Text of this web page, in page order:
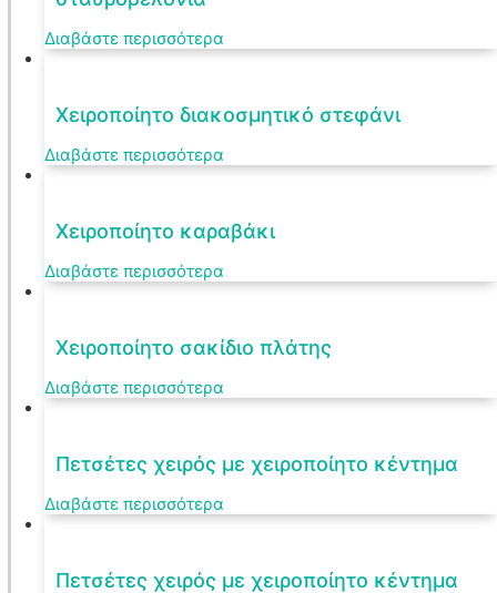
Διαβάστε περισσότερα
Χειροποίητο διακοσμητικό στεφάνι
Διαβάστε περισσότερα
Χειροποίητο καραβάκι
Διαβάστε περισσότερα
Χειροποίητο σακίδιο πλάτης
Διαβάστε περισσότερα
Πετσέτες χειρός με χειροποίητο κέντημα
Διαβάστε περισσότερα
Πετσέτες χειρός με χειροποίητο κέντημα